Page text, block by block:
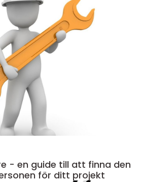
- en guide till att finna den
för ditt projekt